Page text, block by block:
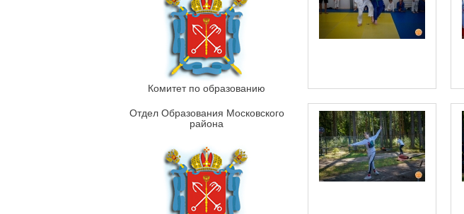
Комитет по образованию
Отдел Образования Московского
района